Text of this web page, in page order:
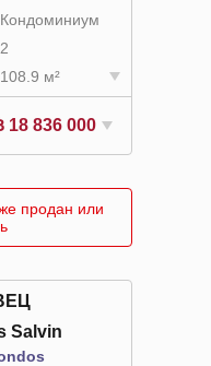
Кондоминиум
2
108.9 м²
18 836 000
продан или
Salvin